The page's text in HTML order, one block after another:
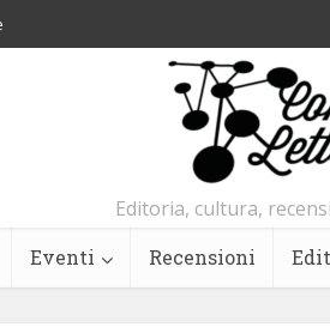
Editoria, cultura,
Eventi Recensioni